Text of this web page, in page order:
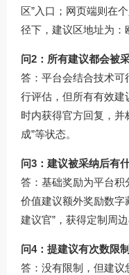
区”入口；网页端则在
径下，建议区地址为：
问2：所有建议都会被
答：平台会结合技术
行评估，但所有有效建
时内获得官方回复，并
成”等状态。
问3：建议被采纳后有
答：基础奖励为平台积
价值建议额外奖励数字
建议官”，获得定制周
问4：提建议有次数限
答：没有限制，但建议